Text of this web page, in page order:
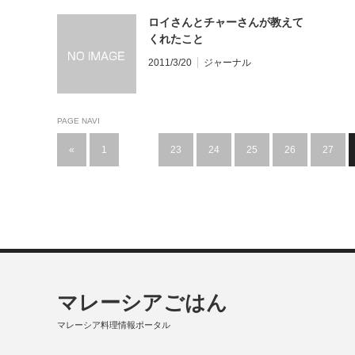
ロイさんとチャーさんが教えて
くれたこと
2011/3/20 ジャーナル
PAGE NAVI
« 1 23 24 25 26 27
マレーシアごはん
マレーシア料理情報ポータル